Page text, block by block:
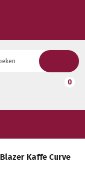
0
Blazer Kaffe Curve